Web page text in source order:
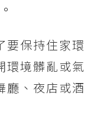
要保持住家環
環境髒亂或氣
廳、夜店或酒